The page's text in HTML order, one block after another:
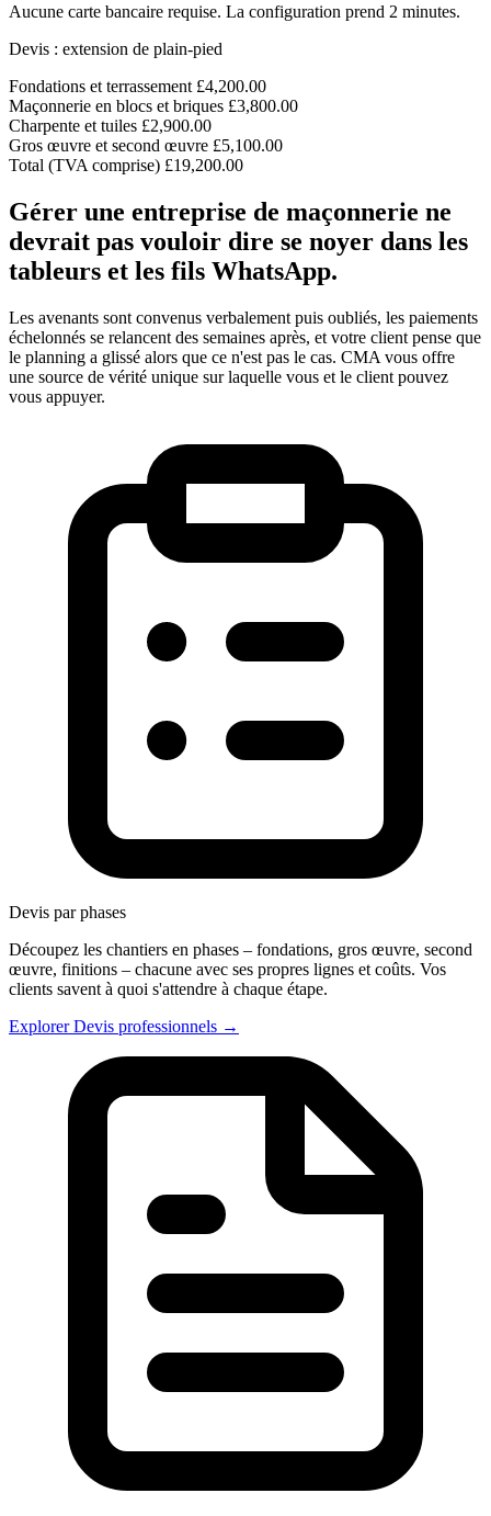
Aucune carte bancaire requise. La configuration prend 2 minutes.
Devis : extension de plain-pied
Fondations et terrassement £4,200.00
Maçonnerie en blocs et briques £3,800.00
Charpente et tuiles £2,900.00
Gros œuvre et second œuvre £5,100.00
Total (TVA comprise) £19,200.00
Gérer une entreprise de maçonnerie ne
devrait pas vouloir dire se noyer dans les
tableurs et les fils WhatsApp.
Les avenants sont convenus verbalement puis oubliés, les paiements
échelonnés se relancent des semaines après, et votre client pense que
le planning a glissé alors que ce n'est pas le cas. CMA vous offre
une source de vérité unique sur laquelle vous et le client pouvez
vous appuyer.
Devis par phases
Découpez les chantiers en phases – fondations, gros œuvre, second
œuvre, finitions – chacune avec ses propres lignes et coûts. Vos
clients savent à quoi s'attendre à chaque étape.
Explorer Devis professionnels →